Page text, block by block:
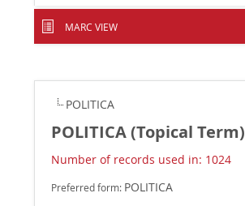
MARC VIEW
POLITICA
POLITICA (Topical Term)
Number of records used in: 1024
Preferred form: POLITICA